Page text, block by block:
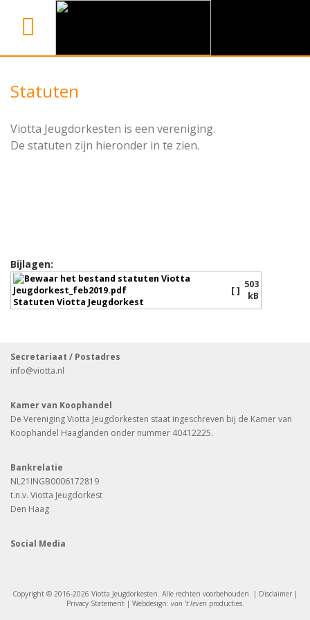
Statuten
Viotta Jeugdorkesten is een vereniging.
De statuten zijn hieronder in te zien.
Bijlagen:
Statuten Viotta Jeugdorkest
[ ]
503
kB
Secretariaat / Postadres
info@viotta.nl
Kamer van Koophandel
De Vereniging Viotta Jeugdorkesten staat ingeschreven bij de Kamer van
Koophandel Haaglanden onder nummer 40412225.
Bankrelatie
NL21INGB0006172819
t.n.v. Viotta Jeugdorkest
Den Haag
Social Media
Copyright © 2016-2026 Viotta Jeugdorkesten. Alle rechten voorbehouden. | Disclaimer |
Privacy Statement| Webdesign: van 't levenproducties.